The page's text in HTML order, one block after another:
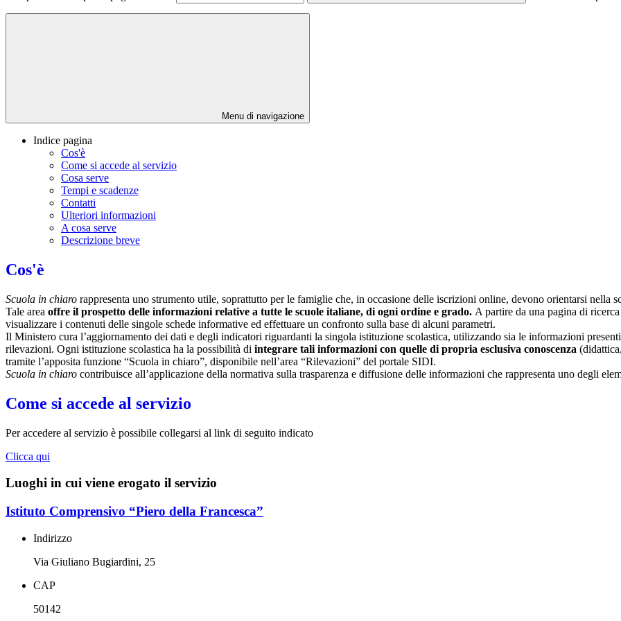
Menu di navigazione
Indice pagina
Cos'è
Come si accede al servizio
Cosa serve
Tempi e scadenze
Contatti
Ulteriori informazioni
A cosa serve
Descrizione breve
Cos'è
Scuola in chiaro rappresenta uno strumento utile, soprattutto per le famiglie che, in occasione delle iscrizioni online, devono orientarsi nella
Tale area offre il prospetto delle informazioni relative a tutte le scuole italiane, di ogni ordine e grado. A partire da una pagina di
visualizzare i contenuti delle singole schede informative ed effettuare un confronto sulla base di alcuni parametri.
Il Ministero cura l’aggiornamento dei dati e degli indicatori riguardanti la singola istituzione scolastica, utilizzando sia le informazioni
rilevazioni. Ogni istituzione scolastica ha la possibilità di integrare tali informazioni con quelle di propria esclusiva conoscenza
tramite l’apposita funzione “Scuola in chiaro”, disponibile nell’area “Rilevazioni” del portale SIDI.
Scuola in chiaro contribuisce all’applicazione della normativa sulla trasparenza e diffusione delle informazioni che rappresenta uno degli
Come si accede al servizio
Per accedere al servizio è possibile collegarsi al link di seguito indicato
Clicca qui
Luoghi in cui viene erogato il servizio
Istituto Comprensivo “Piero della Francesca”
Indirizzo
Via Giuliano Bugiardini, 25
CAP
50142